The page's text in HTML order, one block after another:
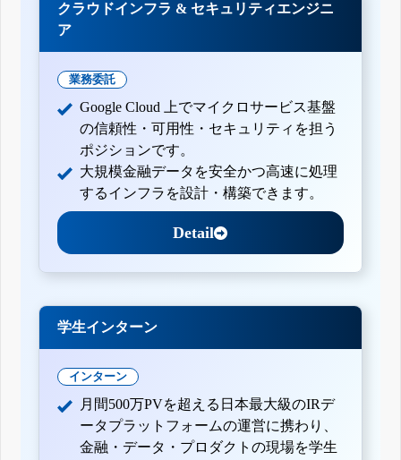
クラウドインフラ & セキュリティエンジニ
ア
業務委託
Google Cloud 上でマイクロサービス基盤
の信頼性・可用性・セキュリティを担う
ポジションです。
大規模金融データを安全かつ高速に処理
するインフラを設計・構築できます。
Detail
学生インターン
インターン
月間500万PVを超える日本最大級のIRデ
ータプラットフォームの運営に携わり、
金融・データ・プロダクトの現場を学生